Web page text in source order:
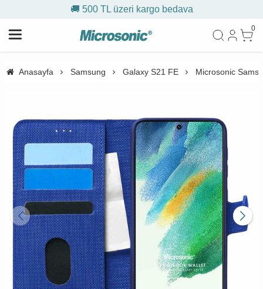
🚚 500 TL üzeri kargo bedava
0
Anasayfa Samsung Galaxy S21 FE Microsonic